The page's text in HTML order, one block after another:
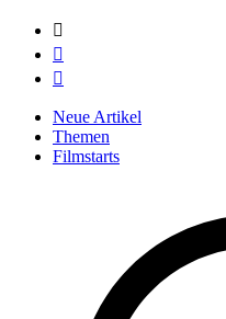



Neue Artikel
Themen
Filmstarts